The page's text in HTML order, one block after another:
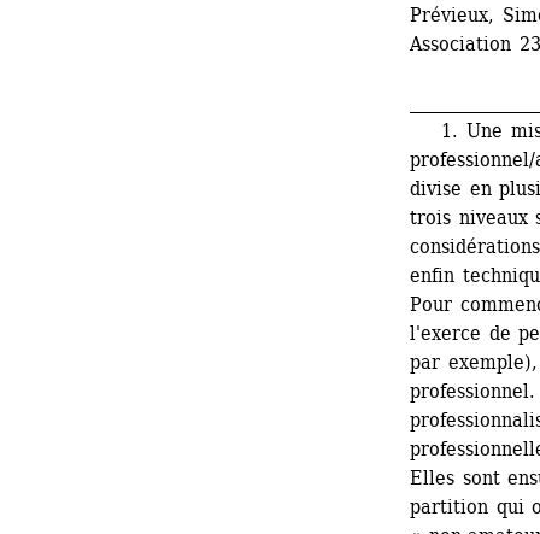
Prévieux,
Association
1. Une
divise en
trois niveaux
enfin
Pour
l'exerce de
par
Elles sont
partition qui